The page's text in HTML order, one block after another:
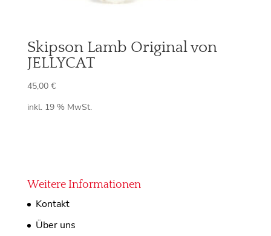
Skipson Lamb Original von
JELLYCAT
45,00 €
inkl. 19 % MwSt.
Weitere Informationen
Kontakt
Über uns